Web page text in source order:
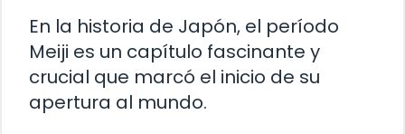
En la historia de Japón, el período
Meiji es un capítulo fascinante y
crucial que marcó el inicio de su
apertura al mundo.